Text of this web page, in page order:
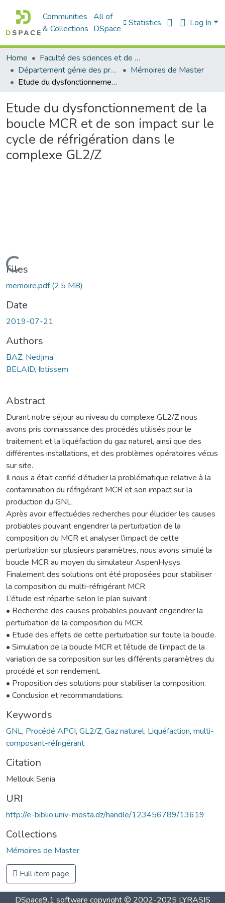
Communities
& Collections
All of
DSpace
Statistics Log In
Home
Faculté des sciences et de la technologie
Département génie des procédés
Mémoires de Master
Etude du dysfonctionnement de la boucle MCR et de son impact sur le cycle de réfrigération dans le complexe GL2/Z
Etude du dysfonctionnement de la
boucle MCR et de son impact sur le
cycle de réfrigération dans le
complexe GL2/Z
Loading...
Files
memoire.pdf(2.5 MB)
Date
2019-07-21
Authors
BAZ, Nedjma
BELAID, Ibtissem
Abstract
Durant notre séjour au niveau du complexe GL2/Z nous
avons pris connaissance des procédés utilisés pour le
traitement et la liquéfaction du gaz naturel, ainsi que des
différentes installations, et des problèmes opératoires vécus
sur site.
Il nous a était confié d’étudier la problématique relative à la
contamination du réfrigérant MCR et son impact sur la
production du GNL.
Après avoir effectuédes recherches pour élucider les causes
probables pouvant engendrer la perturbation de la
composition du MCR et analyser l’impact de cette
perturbation sur plusieurs paramètres, nous avons simulé la
boucle MCR au moyen du simulateur AspenHysys.
Finalement des solutions ont été proposées pour stabiliser
la composition du multi-réfrigérant MCR
L’étude est répartie selon le plan suivant :
• Recherche des causes probables pouvant engendrer la
perturbation de la composition du MCR.
• Etude des effets de cette perturbation sur toute la boucle.
• Simulation de la boucle MCR et l’étude de l’impact de la
variation de sa composition sur les différents paramètres du
procédé et son rendement.
• Proposition des solutions pour stabiliser la composition.
• Conclusion et recommandations.
Keywords
GNL, Procédé APCI, GL2/Z, Gaz naturel, Liquéfaction, multi-
composant-réfrigérant
Citation
Mellouk Senia
URI
http://e-biblio.univ-mosta.dz/handle/123456789/13619
Collections
Mémoires de Master
Full item page
DSpace9.1 software copyright © 2002-2025 LYRASIS